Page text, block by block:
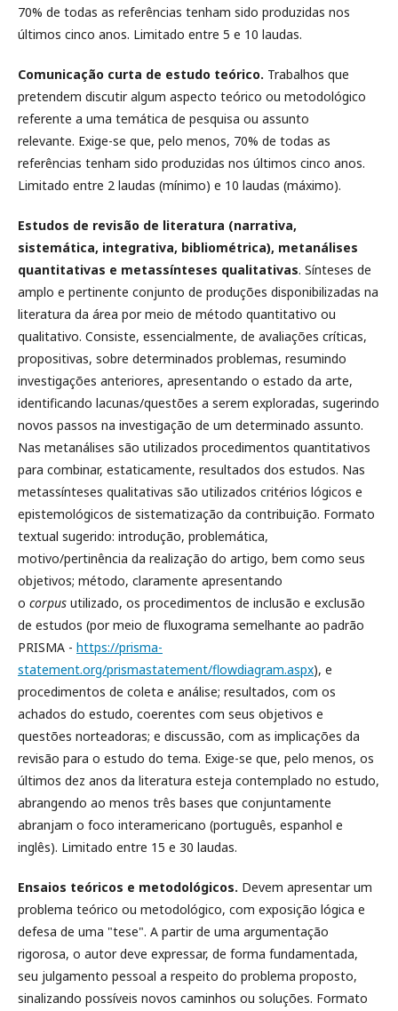
70% de todas as referências tenham sido produzidas nos
últimos cinco anos. Limitado entre 5 e 10 laudas.
Comunicação curta de estudo teórico. Trabalhos que
pretendem discutir algum aspecto teórico ou metodológico
referente a uma temática de pesquisa ou assunto
relevante. Exige-se que, pelo menos, 70% de todas as
referências tenham sido produzidas nos últimos cinco anos.
Limitado entre 2 laudas (mínimo) e 10 laudas (máximo).
Estudos de revisão de literatura (narrativa,
sistemática, integrativa, bibliométrica), metanálises
quantitativas e metassínteses qualitativas. Sínteses de
amplo e pertinente conjunto de produções disponibilizadas na
literatura da área por meio de método quantitativo ou
qualitativo. Consiste, essencialmente, de avaliações críticas,
propositivas, sobre determinados problemas, resumindo
investigações anteriores, apresentando o estado da arte,
identificando lacunas/questões a serem exploradas, sugerindo
novos passos na investigação de um determinado assunto.
Nas metanálises são utilizados procedimentos quantitativos
para combinar, estaticamente, resultados dos estudos. Nas
metassínteses qualitativas são utilizados critérios lógicos e
epistemológicos de sistematização da contribuição. Formato
textual sugerido: introdução, problemática,
motivo/pertinência da realização do artigo, bem como seus
objetivos; método, claramente apresentando
o corpus utilizado, os procedimentos de inclusão e exclusão
de estudos (por meio de fluxograma semelhante ao padrão
PRISMA - https://prisma-
statement.org/prismastatement/flowdiagram.aspx), e
procedimentos de coleta e análise; resultados, com os
achados do estudo, coerentes com seus objetivos e
questões norteadoras; e discussão, com as implicações da
revisão para o estudo do tema. Exige-se que, pelo menos, os
últimos dez anos da literatura esteja contemplado no estudo,
abrangendo ao menos três bases que conjuntamente
abranjam o foco interamericano (português, espanhol e
inglês). Limitado entre 15 e 30 laudas.
Ensaios teóricos e metodológicos. Devem apresentar um
problema teórico ou metodológico, com exposição lógica e
defesa de uma "tese". A partir de uma argumentação
rigorosa, o autor deve expressar, de forma fundamentada,
seu julgamento pessoal a respeito do problema proposto,
sinalizando possíveis novos caminhos ou soluções. Formato